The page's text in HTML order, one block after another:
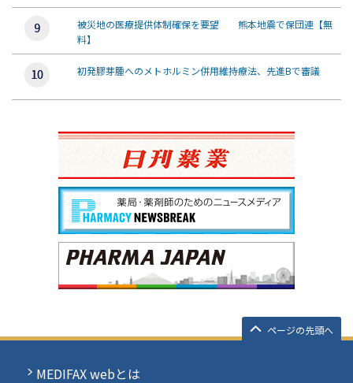
被災地の医療提供体制確保を要望 熊本地震で保団連【無
料】
初発膠芽腫へのメトホルミン併用維持療法、先進Bで審議
ページの先頭へ
MEDIFAX webとは